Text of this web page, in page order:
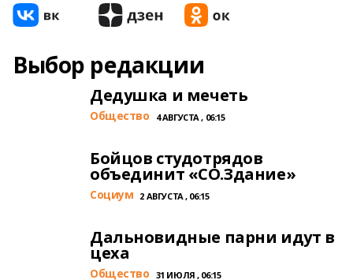
Выбор редакции
Дедушка и мечеть
Общество 4 АВГУСТА , 06:15
Бойцов студотрядов
объединит «СО.Здание»
Cоциум 2 АВГУСТА , 06:15
Дальновидные парни идут в
цеха
Общество 31 ИЮЛЯ , 06:15